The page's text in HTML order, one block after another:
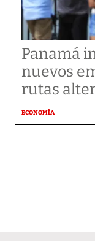
Panamá
nuevos
rutas
ECONOMÍA